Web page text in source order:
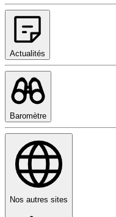
Actualités
Baromètre
Nos autres sites